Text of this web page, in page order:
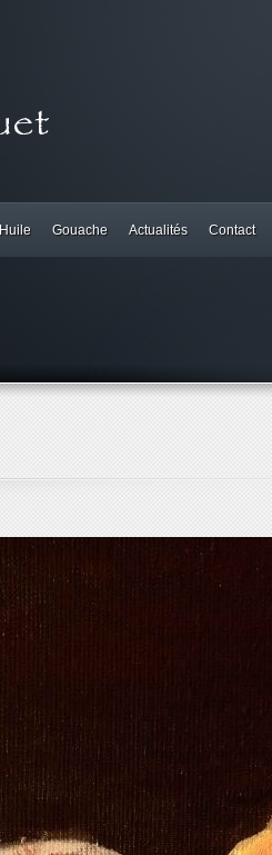
Huile Gouache Actualités Contact